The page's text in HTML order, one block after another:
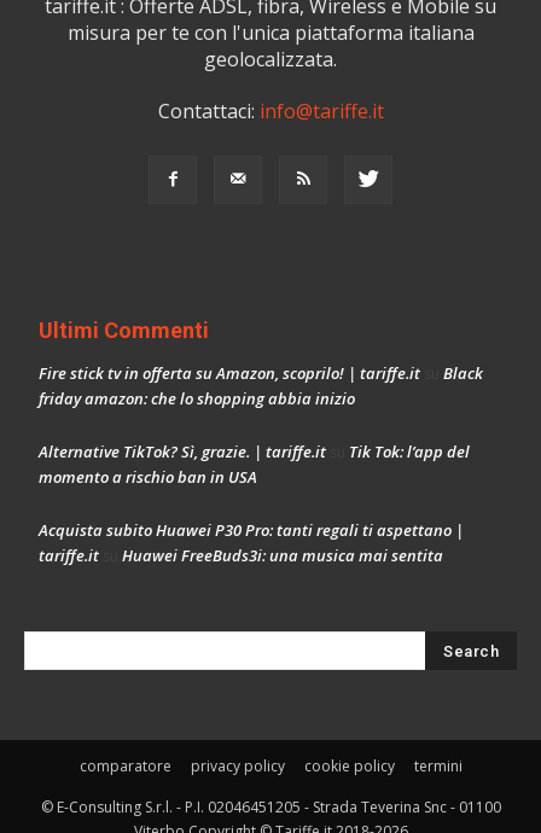
tariffe.it : Offerte ADSL, fibra, Wireless e Mobile su
misura per te con l'unica piattaforma italiana
geolocalizzata.
Contattaci: info@tariffe.it
Ultimi Commenti
Fire stick tv in offerta su Amazon, scoprilo! | tariffe.it
Black
friday amazon: che lo shopping abbia inizio
Alternative TikTok? Sì, grazie. | tariffe.it
Tik Tok: l’app del
momento a rischio ban in USA
Acquista subito Huawei P30 Pro: tanti regali ti aspettano |
tariffe.it
Huawei FreeBuds3i: una musica mai sentita
comparatore privacy policy cookie policy
termini
© E-Consulting S.r.l. - P.I. 02046451205 - Strada Teverina Snc - 01100